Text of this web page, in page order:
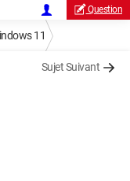
Question
11
Sujet Suivant